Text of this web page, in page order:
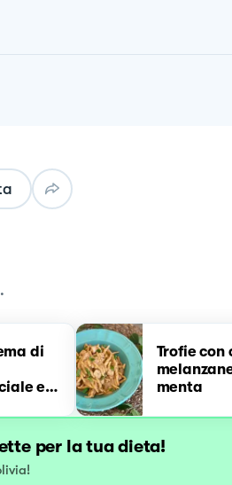
di
e
Trofie con
menta
per la tua dieta!